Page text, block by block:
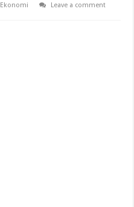
Ekonomi
Leave a comment